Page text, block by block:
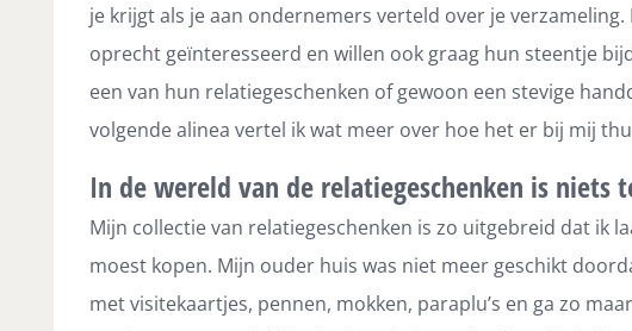
je krijgt als je aan ondernemers verteld over je verzameling.
oprecht geïnteresseerd en willen ook graag hun steentje
een van hun relatiegeschenken of gewoon een stevige
volgende alinea vertel ik wat meer over hoe het er bij mij
In de wereld van de relatiegeschenken is niets
Mijn collectie van relatiegeschenken is zo uitgebreid dat ik
moest kopen. Mijn ouder huis was niet meer geschikt
met visitekaartjes, pennen, mokken, paraplu’s en ga zo